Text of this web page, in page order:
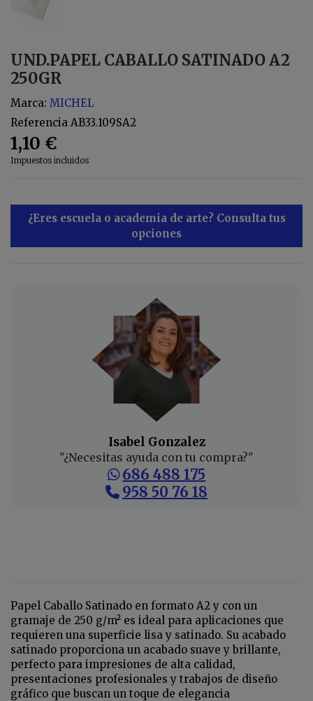
UND.PAPEL CABALLO SATINADO A2
250GR
Marca: MICHEL
Referencia AB33.109SA2
1,10 €
Impuestos incluidos
¿Eres escuela o academia de arte? Consulta tus
opciones
Isabel Gonzalez
"¿Necesitas ayuda con tu compra?"
686 488 175
958 50 76 18
Papel Caballo Satinado en formato A2 y con un
gramaje de 250 g/m² es ideal para aplicaciones que
requieren una superficie lisa y satinado. Su acabado
satinado proporciona un acabado suave y brillante,
perfecto para impresiones de alta calidad,
presentaciones profesionales y trabajos de diseño
gráfico que buscan un toque de elegancia